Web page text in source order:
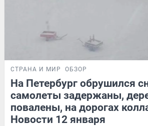
СТРАНА И МИР ОБЗОР
На Петербург обрушился
самолеты задержаны,
повалены, на дорогах
Новости 12 января